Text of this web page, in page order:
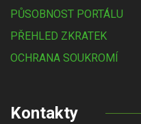
PŮSOBNOST PORTÁLU
PŘEHLED ZKRATEK
OCHRANA SOUKROMÍ
Kontakty